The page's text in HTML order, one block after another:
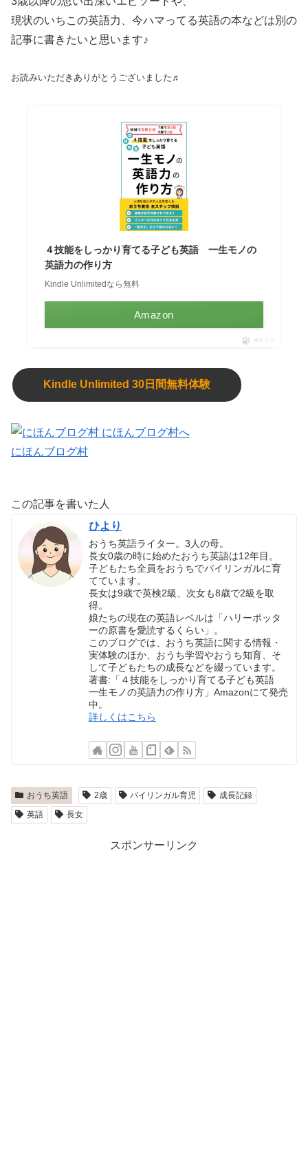
現状のいちこの英語力、今ハマってる英語の本などは別の
記事に書きたいと思います♪
お読みいただきありがとうございました♬
４技能をしっかり育てる子ども英語 一生モノの
英語力の作り方
Kindle Unlimitedなら無料
Amazon
ポチップ
Kindle Unlimited 30日間無料体験
にほんブログ村
この記事を書いた人
ひより
おうち英語ライター。3人の母。
長女0歳の時に始めたおうち英語は12年目。
子どもたち全員をおうちでバイリンガルに育
てています。
長女は9歳で英検2級、次女も8歳で2級を取
得。
娘たちの現在の英語レベルは「ハリーポッタ
ーの原書を愛読するくらい」。
このブログでは、おうち英語に関する情報・
実体験のほか、おうち学習やおうち知育、そ
して子どもたちの成長などを綴っています。
著書:「４技能をしっかり育てる子ども英語
一生モノの英語力の作り方」Amazonにて発売
中。
詳しくはこちら
おうち英語 2歳 バイリンガル育児
成長記録
英語
長女
スポンサーリンク